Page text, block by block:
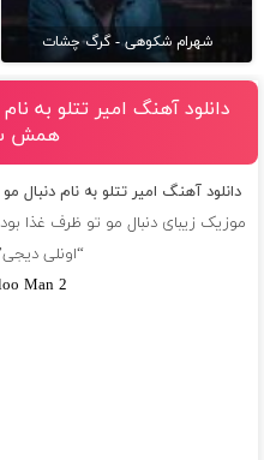
شهرام شکوهی - گرگ چشات
دانلود آهنگ امیر تتلو به
همش
دانلود آهنگ امیر تتلو به نام
موزیک زیبای دنبال مو تو ظرف غذا
“اونلی
Man 2